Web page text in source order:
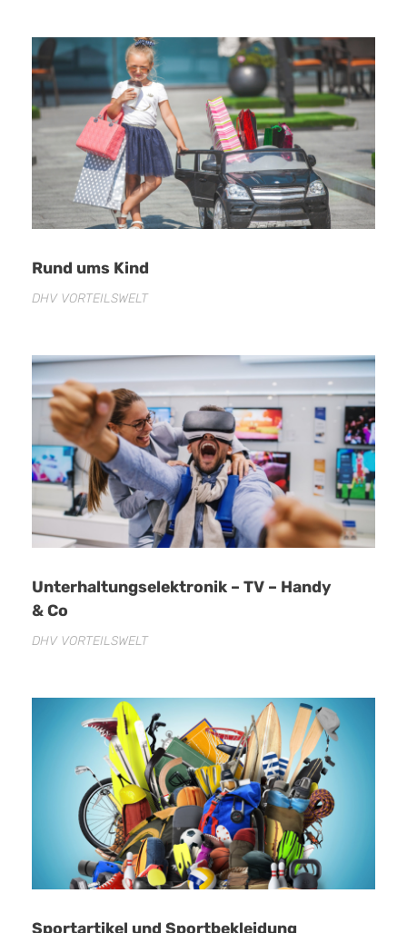
Rund ums Kind
DHV VORTEILSWELT
Unterhaltungselektronik – TV – Handy
& Co
DHV VORTEILSWELT
Sportartikel und Sportbekleidung